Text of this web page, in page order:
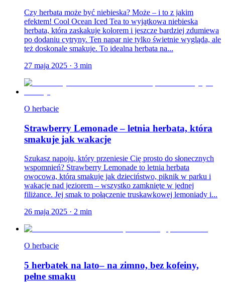
Czy herbata może być niebieska? Może – i to z jakim
efektem! Cool Ocean Iced Tea to wyjątkowa niebieska
herbata, która zaskakuje kolorem i jeszcze bardziej zdumiewa
po dodaniu cytryny. Ten napar nie tylko świetnie wygląda, ale
też doskonale smakuje. To idealna herbata na...
27 maja 2025 · 3 min
O herbacie
Strawberry Lemonade – letnia herbata, która
smakuje jak wakacje
Szukasz napoju, który przeniesie Cię prosto do słonecznych
wspomnień? Strawberry Lemonade to letnia herbata
owocowa, która smakuje jak dzieciństwo, piknik w parku i
wakacje nad jeziorem – wszystko zamknięte w jednej
filiżance. Jej smak to połączenie truskawkowej lemoniady i...
26 maja 2025 · 2 min
O herbacie
5 herbatek na lato– na zimno, bez kofeiny,
pełne smaku